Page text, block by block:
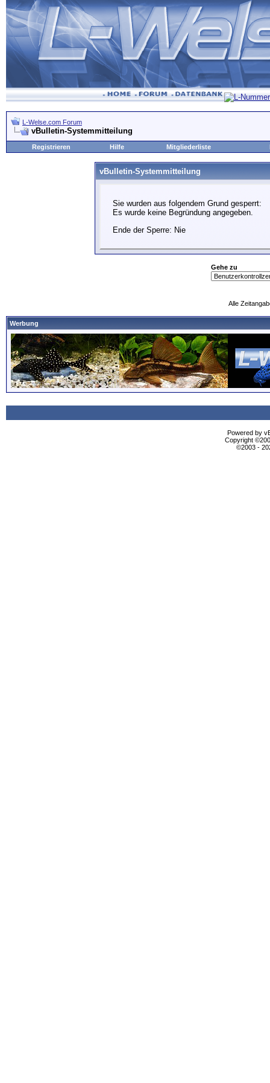
L-Welse.com Forum
vBulletin-Systemmitteilung
Registrieren Hilfe Mitgliederliste
vBulletin-Systemmitteilung
Sie wurden aus folgendem Grund gesperrt:
Es wurde keine Begründung angegeben.
Ende der Sperre: Nie
Gehe zu
Alle
Werbung
Powered by
Copyright
©2003 -